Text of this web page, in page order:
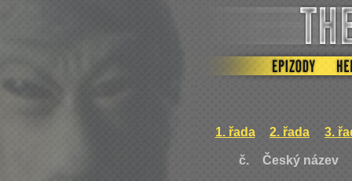
1. řada 2. řada 3.
č. Český název